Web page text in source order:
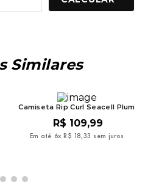
Similares
Camiseta Rip Curl Seacell Plum
R$ 109,99
Em até 6x R$ 18,33 sem juros